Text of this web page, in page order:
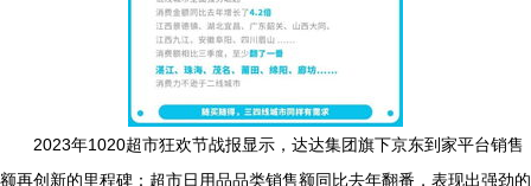
2023年1020超市狂欢节战报显示，达达集团旗下京东到家平台销售
额再创新的里程碑：超市日用品品类销售额同比去年翻番，表现出强劲的